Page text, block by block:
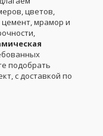
цветов,
цемент, мрамор и
подобрать
с доставкой по